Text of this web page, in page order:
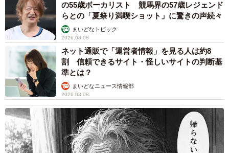
立てるならという恩返しの気持ちでこういった取り組みを
しています。こういったことがきっかけで当ホテルを知っ
てくださる機会になれば、ありがたいですね」（橋本支配
人）
佐渡島内５０００件停電
停電地域の皆様へ
本日も大浴場無料ご案内いたします。
１２〜２４時営業
道が悪いですので、こちらまで来ていただきますことも大
の55歳ボーカリスト 競馬界の57歳レジェンド
らとの「夏祭り満喫ショット」に驚きの声続々
まいどなトピック
2026.08.08
ネット通販で「運営者情報」を見る人は約8
割 信頼できるサイト・怪しいサイトの判断基
準とは？
まいどなニュース情報部
2026.08.08